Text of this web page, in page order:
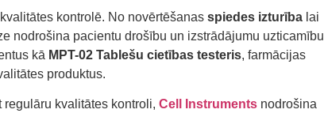
kontrolē. No novērtēšanas spiedes izturība lai
nodrošina pacientu drošību un izstrādājumu
kā MPT-02 Tablešu cietības testeris, farmācijas
produktus.
kvalitātes kontroli, Cell Instruments nodrošina